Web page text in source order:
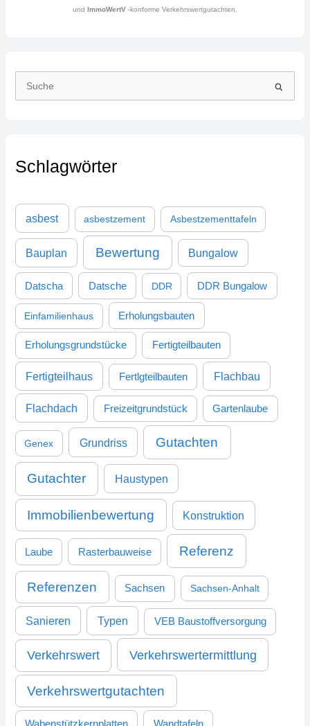
und ImmoWertV -konforme Verkehrswertgutachten.
e
n
c
h
Schlagwörter
asbest asbestzement Asbestzementtafeln
Bauplan Bewertung Bungalow
Datscha Datsche DDR DDR Bungalow
Einfamilienhaus Erholungsbauten
Erholungsgrundstücke Fertigteilbauten
Fertigteilhaus Fertlgteilbauten Flachbau
Flachdach Freizeitgrundstück Gartenlaube
Genex Grundriss Gutachten
Gutachter Haustypen
Immobilienbewertung Konstruktion
Laube Rasterbauweise Referenz
Referenzen Sachsen Sachsen-Anhalt
Sanieren Typen VEB Baustoffversorgung
Verkehrswert Verkehrswertermittlung
Verkehrswertgutachten
Wabenstützkernplatten Wandtafeln